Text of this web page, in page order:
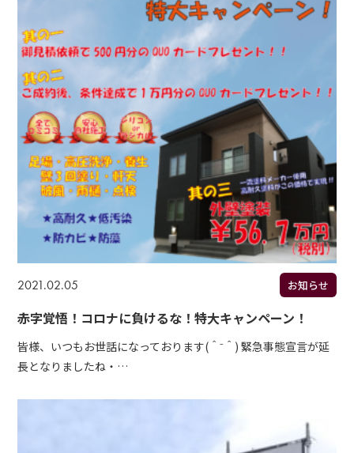
2021.02.05 お知らせ
赤字覚悟！コロナに負けるな！特大キャンペーン！
皆様、いつもお世話になっております(＾⁻＾) 緊急事態宣言が延
長となりましたね・…